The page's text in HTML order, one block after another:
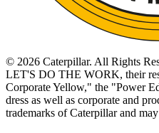
© 2026 Caterpillar. All Rights
LET'S DO THE WORK, their
Corporate Yellow," the "Power
dress as well as corporate and
trademarks of Caterpillar and